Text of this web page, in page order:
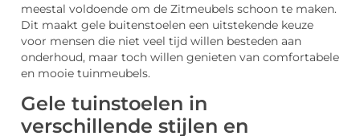
meestal voldoende om de Zitmeubels schoon te maken.
Dit maakt gele buitenstoelen een uitstekende keuze
voor mensen die niet veel tijd willen besteden aan
onderhoud, maar toch willen genieten van comfortabele
en mooie tuinmeubels.
Gele tuinstoelen in
verschillende stijlen en